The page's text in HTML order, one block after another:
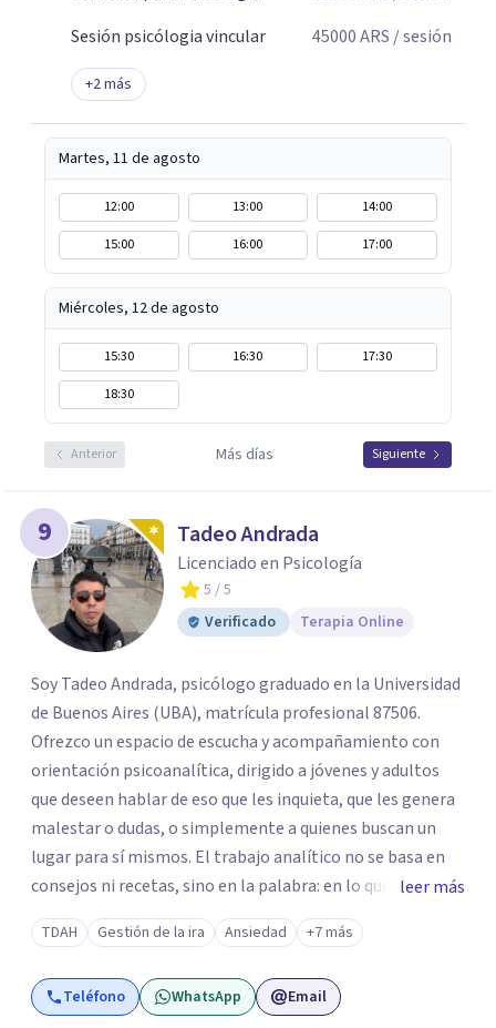
Sesión psicólogia vincular
45000ARS / sesión
+2más
Martes, 11 de agosto
12:00 13:00
14:00
15:00
16:00 17:00
Miércoles, 12 de agosto
15:30 16:30
17:30
18:30
Anterior Más días Siguiente
9 Tadeo Andrada
Licenciado en Psicología
5 / 5
Verificado
Terapia Online
Soy Tadeo Andrada, psicólogo graduado en la Universidad
de Buenos Aires (UBA), matrícula profesional 87506.
Ofrezco un espacio de escucha y acompañamiento con
orientación psicoanalítica, dirigido a jóvenes y adultos
que deseen hablar de eso que les inquieta, que les genera
malestar o dudas, o simplemente a quienes buscan un
lugar para sí mismos. El trabajo analítico no se basa en
consejos ni recetas, sino en la palabra: en lo que cada
quien puede decir de su historia, de su deseo, de su
malestar... En el encuentro con un analista se abre la
posibilidad de pensar de otro modo eso que hasta ahora
parecía sin salida.
leer más
TDAH Gestión de la ira Ansiedad +7 más
Teléfono WhatsApp Email